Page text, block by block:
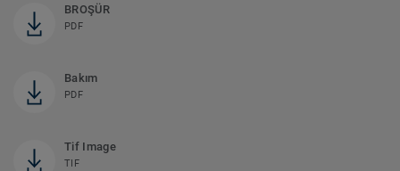
BROŞÜR
PDF
Bakım
PDF
Tif Image
TIF